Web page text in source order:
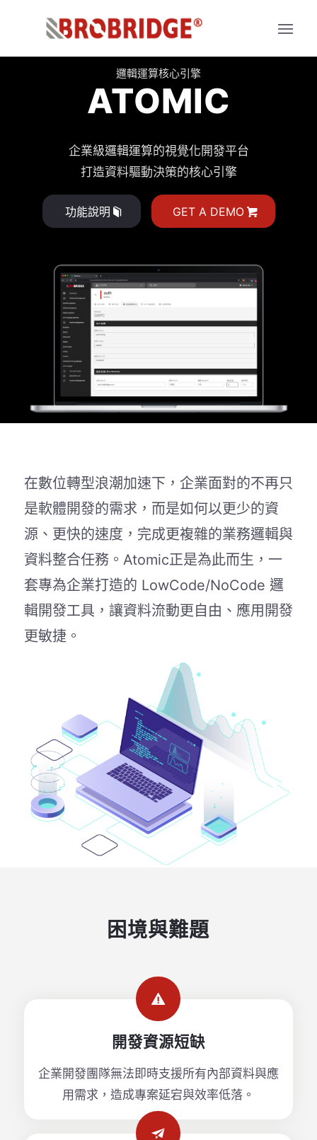
邏輯運算核心引擎
ATOMIC
企業級邏輯運算的視覺化開發平台
打造資料驅動決策的核心引擎
功能說明 GET A DEMO
在數位轉型浪潮加速下，企業面對的不再只
是軟體開發的需求，而是如何以更少的資
源、更快的速度，完成更複雜的業務邏輯與
資料整合任務。Atomic正是為此而生，一
套專為企業打造的 LowCode/NoCode 邏
輯開發工具，讓資料流動更自由、應用開發
更敏捷。
困境與難題
開發資源短缺
企業開發團隊無法即時支援所有內部資料與應
用需求，造成專案延宕與效率低落。